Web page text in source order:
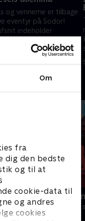
Om
fra
dig den bedste
og til at
cookie-data til
og andres
cookies
og vennerne er tilbage
eventyr på Sodor!
indeholder
format, der
2025 • 10 min
Rasmus
Børneserier • 3